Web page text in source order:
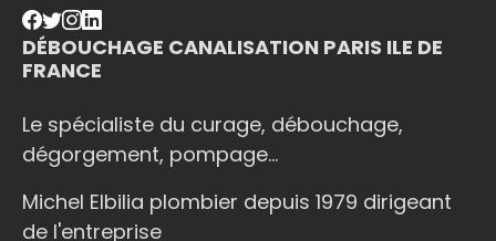
DÉBOUCHAGE CANALISATION PARIS ILE DE
FRANCE
Le spécialiste du curage, débouchage,
dégorgement, pompage...
Michel Elbilia plombier depuis 1979 dirigeant
de l'entreprise